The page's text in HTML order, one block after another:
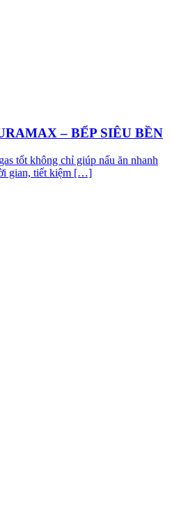
– BẾP SIÊU BỀN
tốt không chỉ giúp nấu ăn nhanh
gian, tiết kiệm […]